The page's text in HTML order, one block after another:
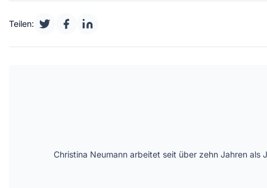
Teilen:
Christina Neumann arbeitet seit über zehn Jahren als